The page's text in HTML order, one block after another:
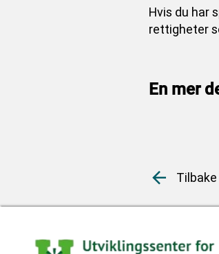
Hvis du har
rettigheter
En mer
Tilbake